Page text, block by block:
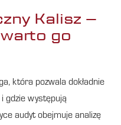
Kalisz –
go
która pozwala dokładnie
gdzie występują
audyt obejmuje analizę